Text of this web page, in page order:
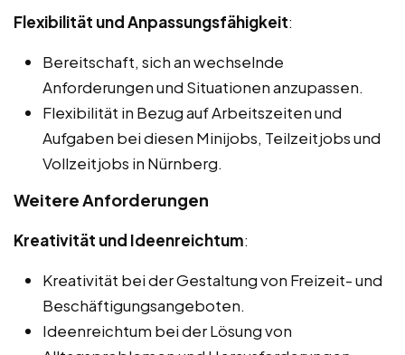
Flexibilität und Anpassungsfähigkeit:
Bereitschaft, sich an wechselnde
Anforderungen und Situationen anzupassen.
Flexibilität in Bezug auf Arbeitszeiten und
Aufgaben bei diesen Minijobs, Teilzeitjobs und
Vollzeitjobs in Nürnberg.
Weitere Anforderungen
Kreativität und Ideenreichtum:
Kreativität bei der Gestaltung von Freizeit- und
Beschäftigungsangeboten.
Ideenreichtum bei der Lösung von